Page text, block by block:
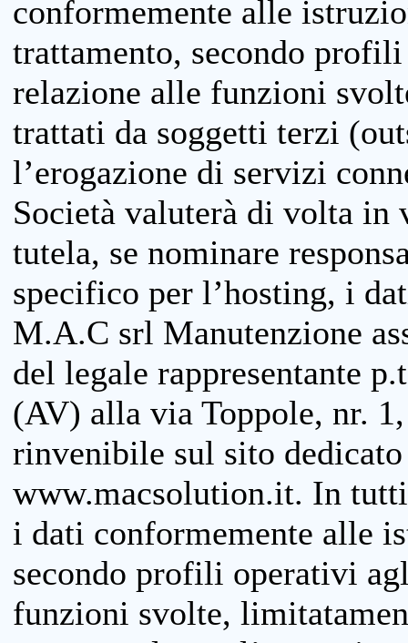
conformemente alle
trattamento, secondo
relazione alle funzioni
trattati da soggetti terzi
l’erogazione di servizi
Società valuterà di volta in
tutela, se nominare
specifico per l’hosting, i
M.A.C srl Manutenzione
del legale rappresentante
(AV) alla via Toppole, nr.
rinvenibile sul sito
www.macsolution.it. In
i dati conformemente alle
secondo profili operativi
funzioni svolte,